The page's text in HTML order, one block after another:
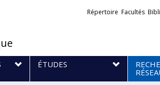
Liens
Répertoire Facultés
ÉTUDES